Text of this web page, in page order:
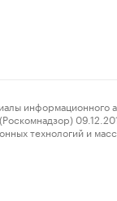
технологий и